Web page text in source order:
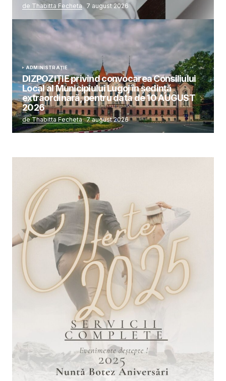
de Thabitta Fecheta 7 august 2026
ADMINISTRAȚIE
DIZPOZIȚIE privind convocarea Consiliului
Local al Municipiului Lugoj în şedinţă
extraordinară, pentru data de 10 AUGUST
2026
de Thabitta Fecheta 7 august 2026